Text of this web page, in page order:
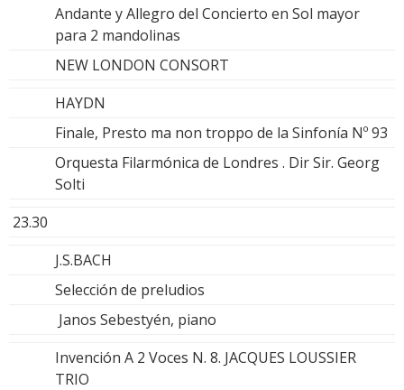
Andante y Allegro del Concierto en Sol mayor
para 2 mandolinas
NEW LONDON CONSORT
HAYDN
Finale, Presto ma non troppo de la Sinfonía Nº 93
Orquesta Filarmónica de Londres . Dir Sir. Georg
Solti
23.30
J.S.BACH
Selección de preludios
Janos Sebestyén, piano
Invención A 2 Voces N. 8. JACQUES LOUSSIER
TRIO